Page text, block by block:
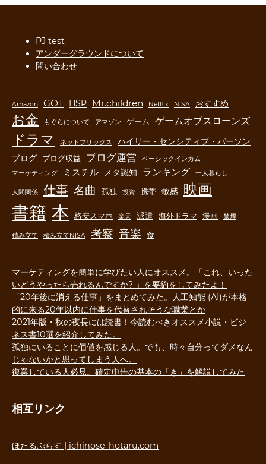
PJ test
アンダーグラウンドについて
問い合わせ
Amazon GOT HSP Mr.children Netflix NISA おすすめ
お金 もぐらについて アマゾン ゲーム ゲームオブスローンズ
ドラマ ネットフリックス
ハイリー・センシティブ・パーソン
ブログ
ブログ収益 ブログ運営
ベーシックインカム
マーケティング
ミスチル メタ認知 ランキング 一人暮らし
人間関係 仕事 名曲 孤独 投資 携帯 敏感 映画
書籍 本 格安スマホ 楽天 派遣 海外ドラマ 漫画 禁煙
積み立て 積み立てNISA 考察 音楽 食
マーケティングを簡単に学びたい人にオススメ。「これ、いった
いどうやったら売れるんですか? 」を要約をしてみたよ！
「20年後に消える仕事」をまとめてみた。人工知能 (AI)が本格
的に来る20年以内に仕事を代替されそうな職業とか
2021年版・秋の夜長には読書！今読むべきオススメ小説・ビジ
ネス書10選を紹介してみた。
孤独にいることに価値を感じる人。でも、時々自分ってダメなん
じゃないかと思ってしまう人へ。
復業している人必見。確定申告の基本の「き」を解説してみた
相互リンク
ほたるぷらす | ichinose-hotaru.com